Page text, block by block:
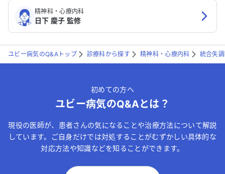
精神科・心療内科
日下 慶子 監修
ユビー病気のQ&Aトップ 診療科から探す 精神科・心療内科 統合失
初めての方へ
ユビー病気のQ&Aとは？
現役の医師が、患者さんの気になることや治療方法について解説
しています。ご自身だけでは対処することがむずかしい具体的な
対応方法や知識などを知ることができます。